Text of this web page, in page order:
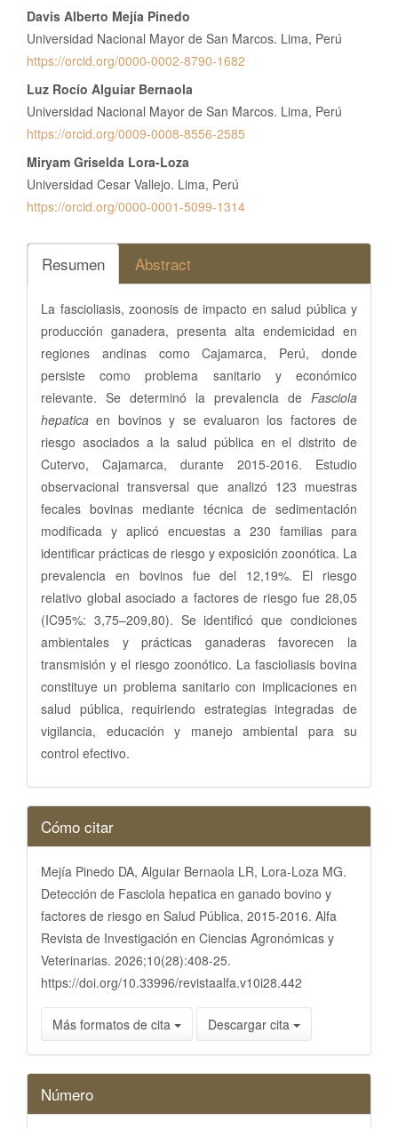
Contenido
principal
del
artículo
Davis Alberto Mejía Pinedo
Universidad Nacional Mayor de San Marcos. Lima, Perú
https://orcid.org/0000-0002-8790-1682
Luz Rocío Alguiar Bernaola
Universidad Nacional Mayor de San Marcos. Lima, Perú
https://orcid.org/0009-0008-8556-2585
Miryam Griselda Lora-Loza
Universidad Cesar Vallejo. Lima, Perú
https://orcid.org/0000-0001-5099-1314
Resumen Abstract
La fascioliasis, zoonosis de impacto en salud pública y
producción ganadera, presenta alta endemicidad en
regiones andinas como Cajamarca, Perú, donde
persiste como problema sanitario y económico
relevante. Se determinó la prevalencia de Fasciola
hepatica en bovinos y se evaluaron los factores de
riesgo asociados a la salud pública en el distrito de
Cutervo, Cajamarca, durante 2015-2016. Estudio
observacional transversal que analizó 123 muestras
fecales bovinas mediante técnica de sedimentación
modificada y aplicó encuestas a 230 familias para
identificar prácticas de riesgo y exposición zoonótica. La
prevalencia en bovinos fue del 12,19%. El riesgo
relativo global asociado a factores de riesgo fue 28,05
(IC95%: 3,75–209,80). Se identificó que condiciones
ambientales y prácticas ganaderas favorecen la
transmisión y el riesgo zoonótico. La fascioliasis bovina
constituye un problema sanitario con implicaciones en
salud pública, requiriendo estrategias integradas de
vigilancia, educación y manejo ambiental para su
control efectivo.
Detalles
del
artículo
Cómo citar
Mejía Pinedo DA, Alguiar Bernaola LR, Lora-Loza MG.
Detección de Fasciola hepatica en ganado bovino y
factores de riesgo en Salud Pública, 2015-2016. Alfa
Revista de Investigación en Ciencias Agronómicas y
Veterinarias. 2026;10(28):408-25.
https://doi.org/10.33996/revistaalfa.v10i28.442
Más formatos de cita Descargar cita
Número